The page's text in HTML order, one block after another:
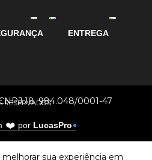
ENTREGA
18. 984.048/0001-47
RESERVADOS.
❤️ por LucasPro
sua experiência em